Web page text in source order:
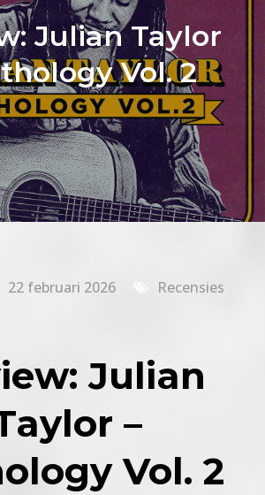
Julian Taylor
Vol. 2
22 februari 2026 Recensies
Julian
–
Vol. 2